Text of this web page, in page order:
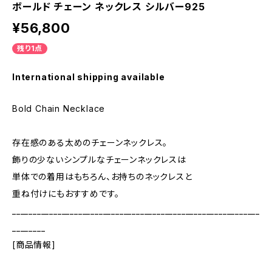
ボールド チェーン ネックレス シルバー925
¥56,800
残り1点
International shipping available
Bold Chain Necklace
存在感のある太めのチェーンネックレス。
飾りの少ないシンプルなチェーンネックレスは
単体での着用はもちろん、お持ちのネックレスと
重ね付けにもおすすめです。
[商品情報]